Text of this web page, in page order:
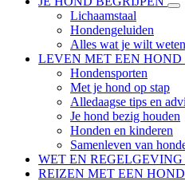
Lichaamstaal
Hondengeluiden
Alles wat je wilt
LEVEN MET EEN HOND
Hondensporten
Met je hond op stap
Alledaagse tips en
Je hond bezig houden
Honden en kinderen
Samenleven van
WET EN
REIZEN MET EEN HOND